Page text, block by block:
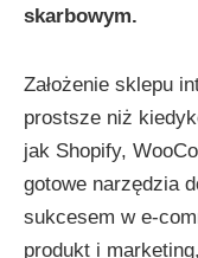
skarbowym.
Założenie sklepu
prostsze niż
jak Shopify,
gotowe narzędzia
sukcesem w e-
produkt i